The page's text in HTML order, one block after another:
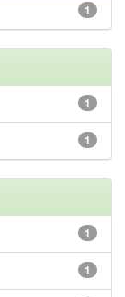
1
1
1
1
1